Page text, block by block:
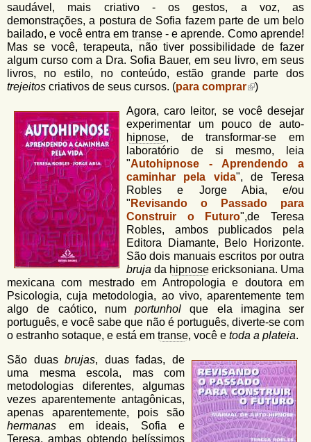
saudável, mais criativo - os gestos, a voz, as
demonstrações, a postura de Sofia fazem parte de um belo
bailado, e você entra em transe- e aprende. Como aprende!
Mas se você, terapeuta, não tiver possibilidade de fazer
algum curso com a Dra. Sofia Bauer, em seu livro, em seus
livros, no estilo, no conteúdo, estão grande parte dos
trejeitos criativos de seus cursos. (para comprar )
Agora, caro leitor, se você desejar
experimentar um pouco de auto-
hipnose, de transformar-se em
laboratório de si mesmo, leia
"Autohipnose - Aprendendo a
caminhar pela vida", de Teresa
Robles e Jorge Abia, e/ou
" Revisando o Passado para
Construir o Futuro",de Teresa
Robles, ambos publicados pela
Editora Diamante, Belo Horizonte.
São dois manuais escritos por outra
bruja da hipnose ericksoniana. Uma
mexicana com mestrado em Antropologia e doutora em
Psicologia, cuja metodologia, ao vivo, aparentemente tem
algo de caótico, num portunhol que ela imagina ser
português, e você sabe que não é português, diverte-se com
o estranho sotaque, e está em transe, você e toda a plateia.
São duasbrujas, duas fadas, de
uma mesma escola, mas com
metodologias diferentes, algumas
vezes aparentemente antagônicas,
apenas aparentemente, pois são
hermanas em ideais, Sofia e
Teresa, ambas obtendo belíssimos